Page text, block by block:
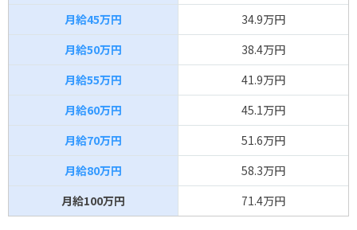
月給45万円
34.9万円
月給50万円
38.4万円
月給55万円
41.9万円
月給60万円
45.1万円
月給70万円
51.6万円
月給80万円
58.3万円
月給100万円
71.4万円